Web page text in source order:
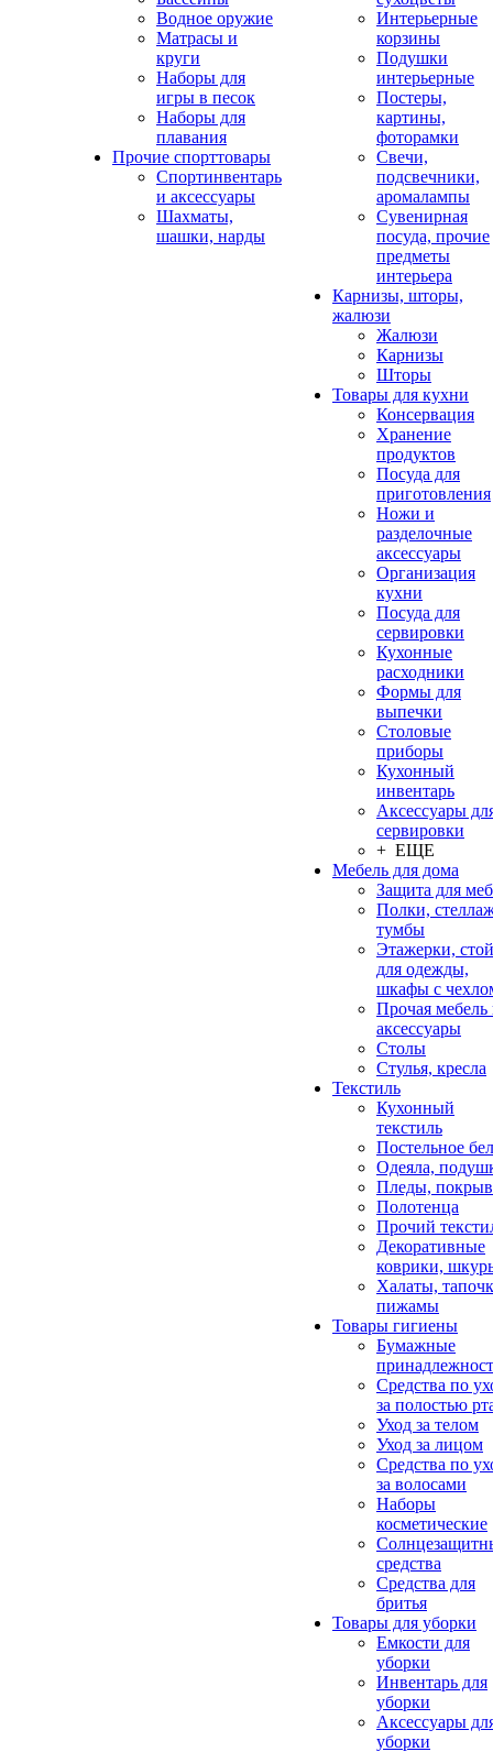
Водное оружие
Матрасы и
круги
Наборы для
игры в песок
Наборы для
плавания
Прочие спорттовары
Спортинвентарь
и аксессуары
Шахматы,
шашки, нарды
Интерьерные
корзины
Подушки
интерьерные
Постеры,
картины,
фоторамки
Свечи,
подсвечники,
аромалампы
Сувенирная
посуда, прочие
предметы
интерьера
Карнизы, шторы,
жалюзи
Жалюзи
Карнизы
Шторы
Товары для кухни
Консервация
Хранение
продуктов
Посуда для
приготовления
Ножи и
разделочные
аксессуары
Организация
кухни
Посуда для
сервировки
Кухонные
расходники
Формы для
выпечки
Столовые
приборы
Кухонный
инвентарь
Аксессуары
сервировки
+ ЕЩЕ
Мебель для дома
Защита для
Полки,
тумбы
Этажерки,
для одежды,
шкафы с
Прочая мебель
аксессуары
Столы
Стулья, кресла
Текстиль
Кухонный
текстиль
Постельное
Одеяла,
Пледы,
Полотенца
Прочий
Декоративные
коврики,
Халаты,
пижамы
Товары гигиены
Бумажные
Средства по
за полостью
Уход за телом
Уход за лицом
Средства по
за волосами
Наборы
косметические
средства
Средства для
бритья
Товары для уборки
Емкости для
уборки
Инвентарь для
уборки
Аксессуары
уборки